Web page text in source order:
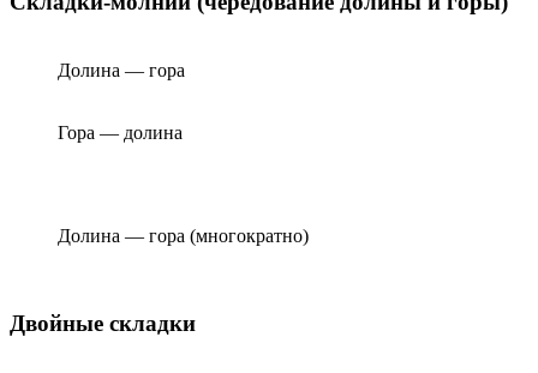
Долина — гора
Гора — долина
Долина — гора (многократно)
Двойные складки